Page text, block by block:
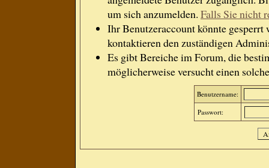
um sich anzumelden. Falls Sie nicht
Ihr Benutzeraccount könnte gesperrt
kontaktieren den zuständigen
Es gibt Bereiche im Forum, die
möglicherweise versucht einen
Benutzername:
Passwort: